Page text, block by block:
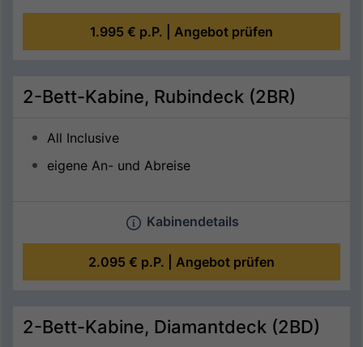
1.995 € p.P. | Angebot prüfen
2-Bett-Kabine, Rubindeck (2BR)
All Inclusive
eigene An- und Abreise
Kabinendetails
2.095 € p.P. | Angebot prüfen
2-Bett-Kabine, Diamantdeck (2BD)